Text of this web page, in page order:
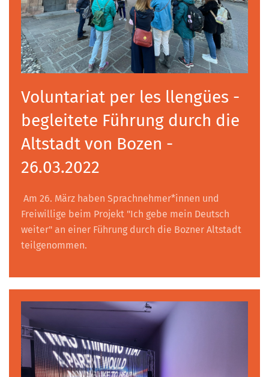
Voluntariat per les llengües -
begleitete Führung durch die
Altstadt von Bozen -
26.03.2022
Am 26. März haben Sprachnehmer*innen und
Freiwillige beim Projekt "Ich gebe mein Deutsch
weiter" an einer Führung durch die Bozner Altstadt
teilgenommen.